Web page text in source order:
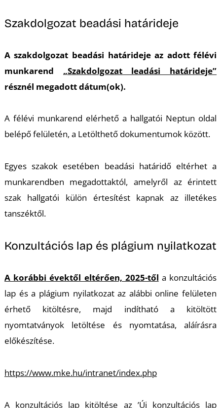
Szakdolgozat beadási határideje
A szakdolgozat beadási határideje az adott félévi
munkarend „Szakdolgozat leadási határideje”
résznél megadott dátum(ok).
A félévi munkarend elérhető a hallgatói Neptun oldal
belépő felületén, a Letölthető dokumentumok között.
Egyes szakok esetében beadási határidő eltérhet a
munkarendben megadottaktól, amelyről az érintett
szak hallgatói külön értesítést kapnak az illetékes
tanszéktől.
Konzultációs lap és plágium nyilatkozat
A korábbi évektől eltérően, 2025-től a konzultációs
lap és a plágium nyilatkozat az alábbi online felületen
érhető kitöltésre, majd indítható a kitöltött
nyomtatványok letöltése és nyomtatása, aláírásra
előkészítése.
https://www.mke.hu/intranet/index.php
A konzultációs lap kitöltése az ’Új konzultációs lap